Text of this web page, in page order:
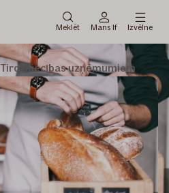
Meklēt Mans If Izvēlne
Tirdzniecības uzņēmumiem